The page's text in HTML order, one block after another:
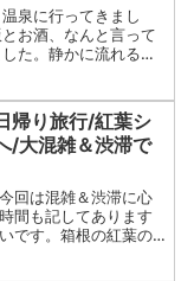
泉に行ってきまし
お酒、なんと言って
た。静かに流れる川
下さい。
帰り旅行/紅葉シ
/大混雑＆渋滞で
回は混雑＆渋滞に心
間も記してあります
です。箱根の紅葉の